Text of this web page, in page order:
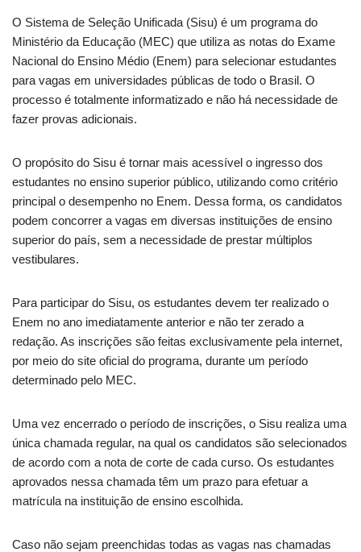
O Sistema de Seleção Unificada (Sisu) é um programa do
Ministério da Educação (MEC) que utiliza as notas do Exame
Nacional do Ensino Médio (Enem) para selecionar estudantes
para vagas em universidades públicas de todo o Brasil. O
processo é totalmente informatizado e não há necessidade de
fazer provas adicionais.
O propósito do Sisu é tornar mais acessível o ingresso dos
estudantes no ensino superior público, utilizando como critério
principal o desempenho no Enem. Dessa forma, os candidatos
podem concorrer a vagas em diversas instituições de ensino
superior do país, sem a necessidade de prestar múltiplos
vestibulares.
Para participar do Sisu, os estudantes devem ter realizado o
Enem no ano imediatamente anterior e não ter zerado a
redação. As inscrições são feitas exclusivamente pela internet,
por meio do site oficial do programa, durante um período
determinado pelo MEC.
Uma vez encerrado o período de inscrições, o Sisu realiza uma
única chamada regular, na qual os candidatos são selecionados
de acordo com a nota de corte de cada curso. Os estudantes
aprovados nessa chamada têm um prazo para efetuar a
matrícula na instituição de ensino escolhida.
Caso não sejam preenchidas todas as vagas nas chamadas